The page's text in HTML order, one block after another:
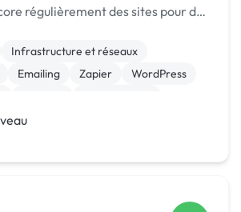
régulièrement des sites pour des
Infrastructure et réseaux
Emailing Zapier
WordPress